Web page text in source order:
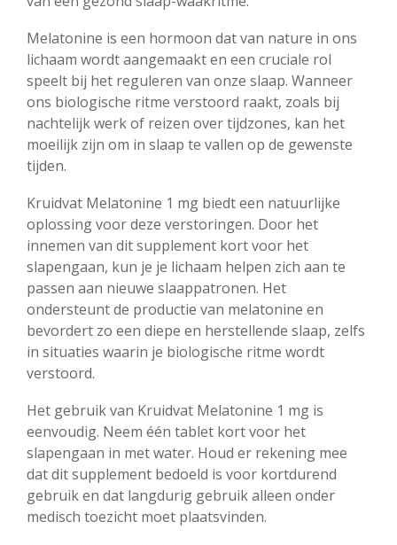
Melatonine is een hormoon dat van nature in ons
lichaam wordt aangemaakt en een cruciale rol
speelt bij het reguleren van onze slaap. Wanneer
ons biologische ritme verstoord raakt, zoals bij
nachtelijk werk of reizen over tijdzones, kan het
moeilijk zijn om in slaap te vallen op de gewenste
tijden.
Kruidvat Melatonine 1 mg biedt een natuurlijke
oplossing voor deze verstoringen. Door het
innemen van dit supplement kort voor het
slapengaan, kun je je lichaam helpen zich aan te
passen aan nieuwe slaappatronen. Het
ondersteunt de productie van melatonine en
bevordert zo een diepe en herstellende slaap, zelfs
in situaties waarin je biologische ritme wordt
verstoord.
Het gebruik van Kruidvat Melatonine 1 mg is
eenvoudig. Neem één tablet kort voor het
slapengaan in met water. Houd er rekening mee
dat dit supplement bedoeld is voor kortdurend
gebruik en dat langdurig gebruik alleen onder
medisch toezicht moet plaatsvinden.